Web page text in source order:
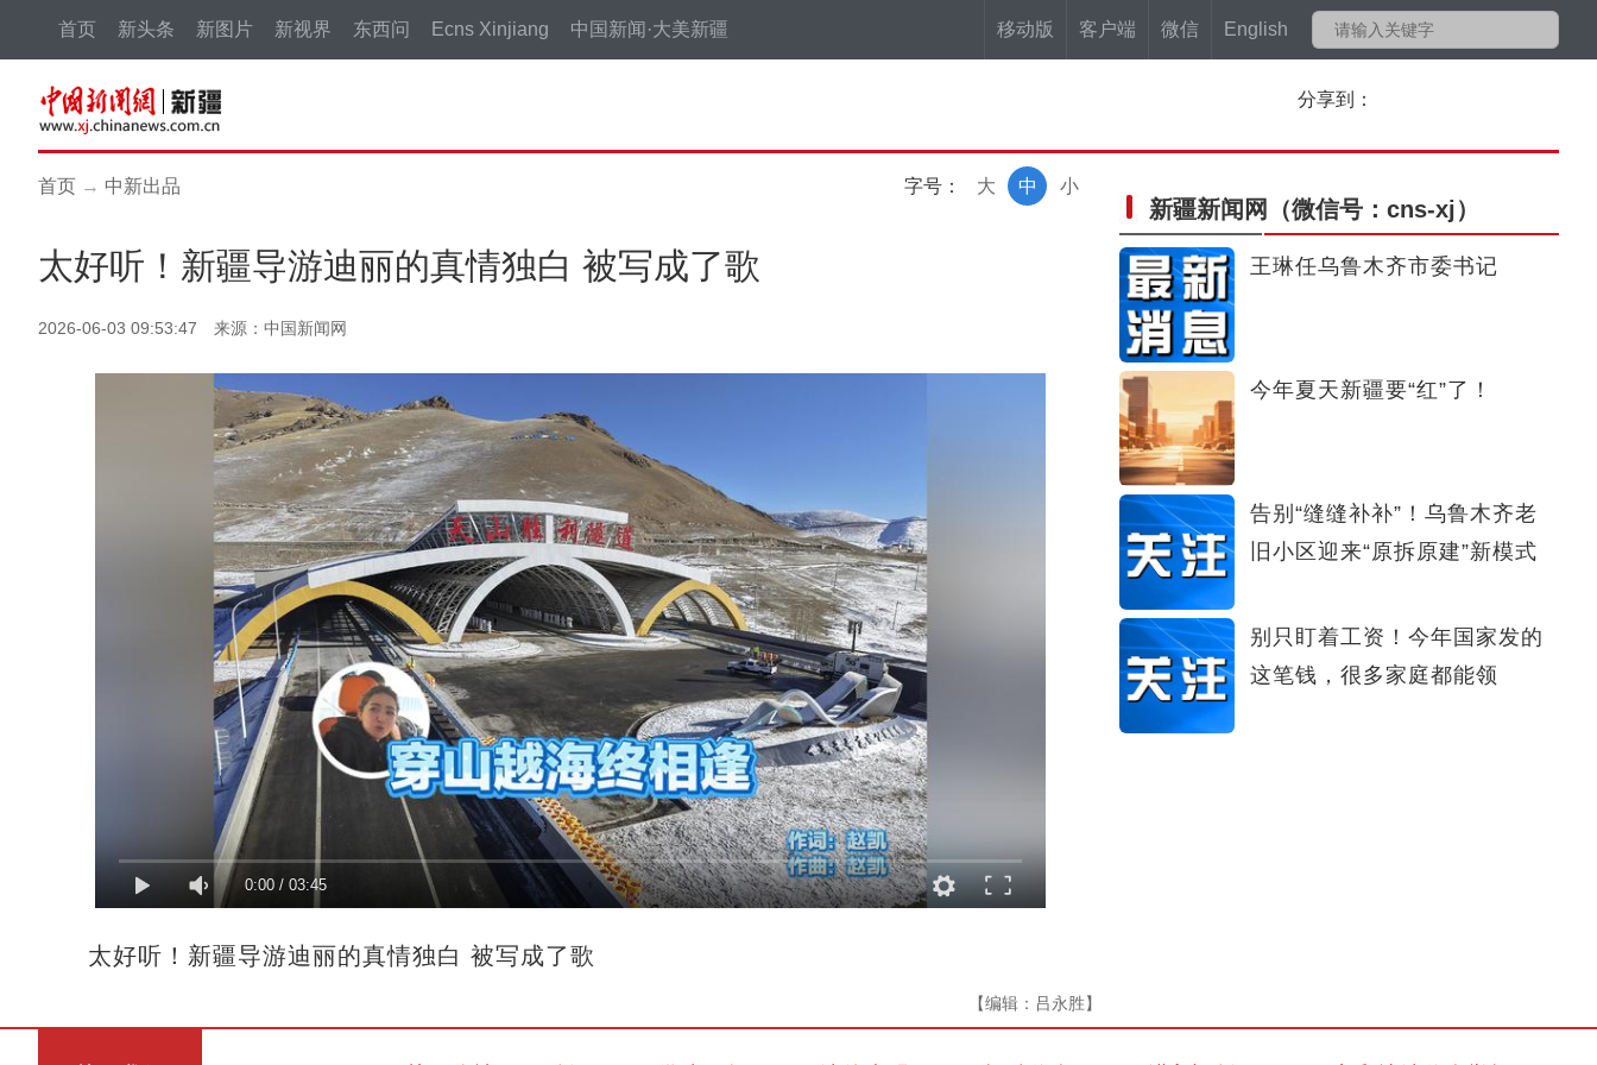
移动版 客户端 微信 English
首页 新头条 新图片 新视界 东西问 Ecns Xinjiang 中国新闻·大美新疆
分享到：
首页 → 中新出品 字号： 小
中
大
太好听！新疆导游迪丽的真情独白 被写成了歌
2026-06-03 09:53:47 来源：中国新闻网
0:00/ 03:45
太好听！新疆导游迪丽的真情独白 被写成了歌
【编辑：吕永胜】
新疆新闻网 （微信号：cns-xj）
王琳任乌鲁木齐市委书记
今年夏天新疆要“红”了！
告别“缝缝补补”！乌鲁木齐老
旧小区迎来“原拆原建”新模式
别只盯着工资！今年国家发的
这笔钱，很多家庭都能领​